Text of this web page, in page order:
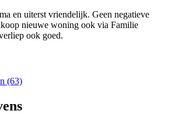
en uiterst vriendelijk. Geen negatieve
nieuwe woning ook via Familie
ook goed.
(63)